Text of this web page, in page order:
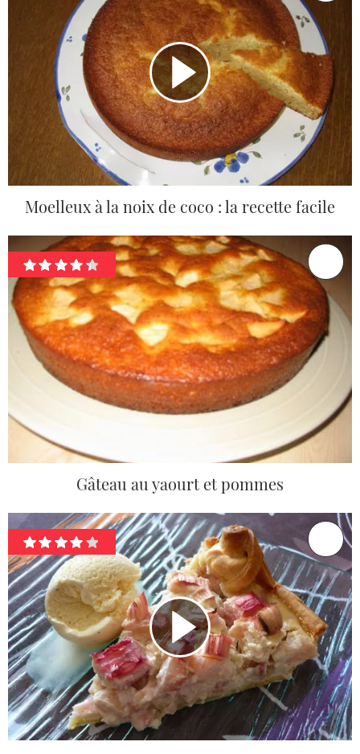
Moelleux à la noix de coco : la recette facile
Gâteau au yaourt et pommes